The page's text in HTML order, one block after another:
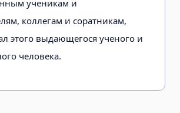
ученикам и
коллегам и соратникам,
этого выдающегося ученого и
человека.